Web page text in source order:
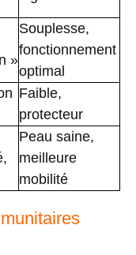
»
Souplesse,
fonctionnement
optimal
Faible,
protecteur
Peau saine,
meilleure
mobilité